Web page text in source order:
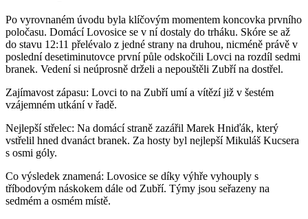
Po vyrovnaném úvodu byla klíčovým momentem koncovka prvního
poločasu. Domácí Lovosice se v ní dostaly do trháku. Skóre se až
do stavu 12:11 přelévalo z jedné strany na druhou, nicméně právě v
poslední desetiminutovce první půle odskočili Lovci na rozdíl sedmi
branek. Vedení si neúprosně drželi a nepouštěli Zubří na dostřel.
Zajímavost zápasu: Lovci to na Zubří umí a vítězí již v šestém
vzájemném utkání v řadě.
Nejlepší střelec: Na domácí straně zazářil Marek Hniďák, který
vstřelil hned dvanáct branek. Za hosty byl nejlepší Mikuláš Kucsera
s osmi góly.
Co výsledek znamená: Lovosice se díky výhře vyhouply s
tříbodovým náskokem dále od Zubří. Týmy jsou seřazeny na
sedmém a osmém místě.